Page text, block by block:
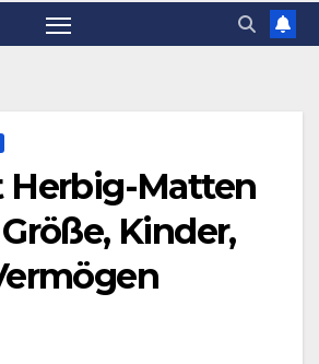
Herbig-Matten
Kinder,